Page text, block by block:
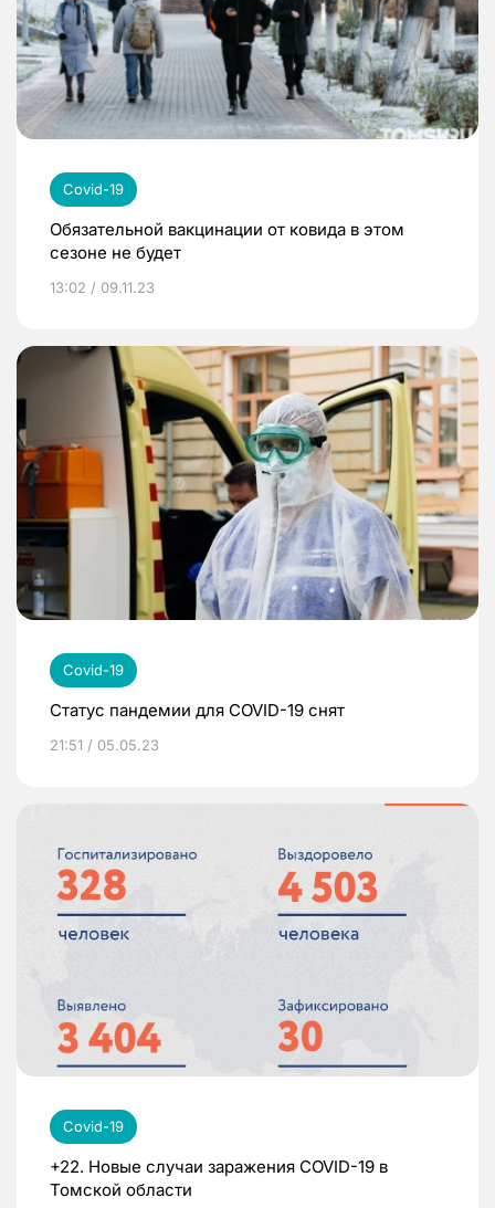
Covid-19
Обязательной вакцинации от ковида в этом
сезоне не будет
13:02 / 09.11.23
Covid-19
Статус пандемии для COVID-19 снят
21:51 / 05.05.23
Covid-19
+22. Новые случаи заражения COVID-19 в
Томской области